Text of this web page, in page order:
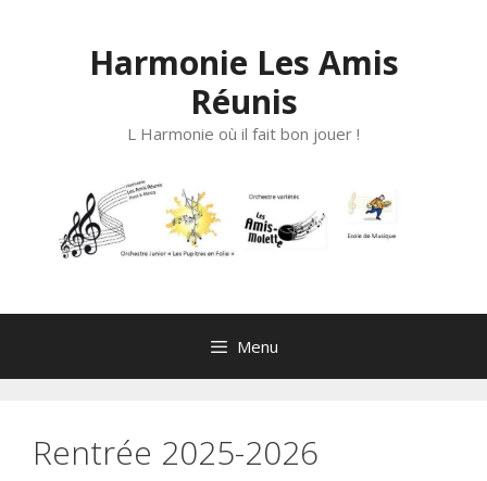
Harmonie Les Amis
Réunis
L Harmonie où il fait bon jouer !
Menu
Rentrée 2025-2026